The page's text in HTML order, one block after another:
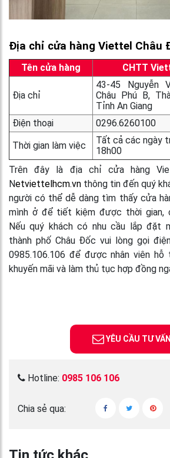
Địa chỉ cửa hàng Viettel Châu
Tên cửa hàng CHTT
Địa chỉ
43-45 Nguyễn
Châu Phú B,
Tỉnh An Giang
Điện thoại
0296.6260100
Thời gian làm việc
Tất cả các ngày
18h00
Trên đây là địa chỉ cửa hàng
Netviettelhcm.vn thông tin đến quý
người có thể dễ dàng tìm thấy cửa
mình ở để tiết kiệm được thời gian,
Nếu quý khách có nhu cầu lắp đặt
thành phố Châu Đốc vui lòng gọi
0985.106.106 để được nhân viên
khuyến mãi và làm thủ tục hợp đồng
YÊU CẦU TƯ VẤN
Hotline: 0985 106 106
Chia sẻ qua: